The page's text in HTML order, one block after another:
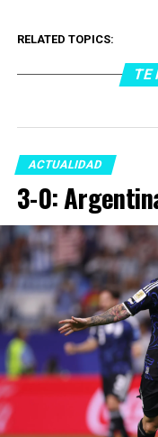
RELATED TOPICS:
TE
ACTUALIDAD
3-0: